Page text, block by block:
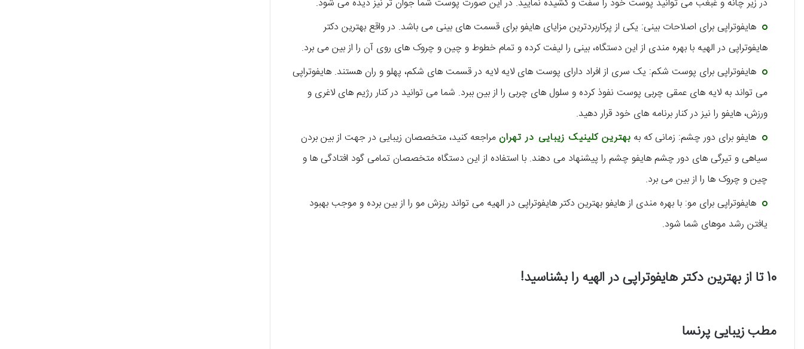
هایفوتراپی برای اصلاحات بینی: یکی از پرکاربردترین مزایای هایفو برای قسمت‌ های بینی می‌ باشد. در واقع بهترین دکتر
هایفوتراپی در الهیه با بهره‌ مندی از این دستگاه، بینی را لیفت کرده و تمام خطوط و چین و چروک‌ های روی آن را از بین می‌ برد.
هایفوتراپی برای پوست شکم: یک سری از افراد دارای پوست های لایه لایه در قسمت‌ های شکم، پهلو و ران هستند. هایفوتراپی
می‌ تواند به لایه‌ های عمقی چربی پوست نفوذ کرده و سلول‌ های چربی را از بین ببرد. شما می‌ توانید در کنار رژیم‌ های لاغری و
ورزش، هایفو را نیز در کنار برنامه‌ های خود قرار دهید.
هایفو برای دور چشم: زمانی که به بهترین کلینیک زیبایی در تهرانمراجعه کنید، متخصصان زیبایی در جهت از بین بردن
سیاهی و تیرگی‌ های دور چشم هایفو چشم را پیشنهاد می‌ دهند. با استفاده از این دستگاه متخصصان تمامی گود افتادگی‌ ها و
چین و چروک‌ ها را از بین می برد.
هایفوتراپی برای مو: با بهره‌ مندی از هایفو بهترین دکتر هایفوتراپی در الهیه می‌ تواند ریزش مو را از بین برده و موجب بهبود
یافتن رشد موهای شما شود.
10 تا از بهترین دکتر هایفوتراپی در الهیه را بشناسید!
مطب زیبایی پرنسا